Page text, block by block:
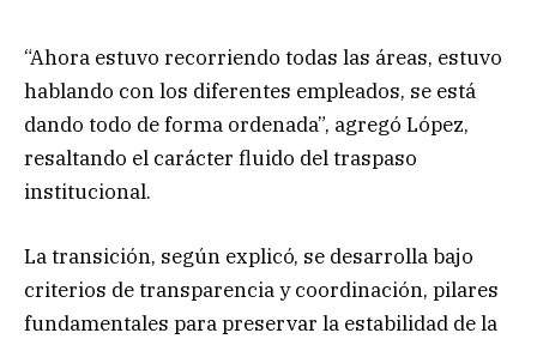
“Ahora estuvo recorriendo todas las áreas, estuvo
hablando con los diferentes empleados, se está
dando todo de forma ordenada”, agregó López,
resaltando el carácter fluido del traspaso
institucional.
La transición, según explicó, se desarrolla bajo
criterios de transparencia y coordinación, pilares
fundamentales para preservar la estabilidad de la